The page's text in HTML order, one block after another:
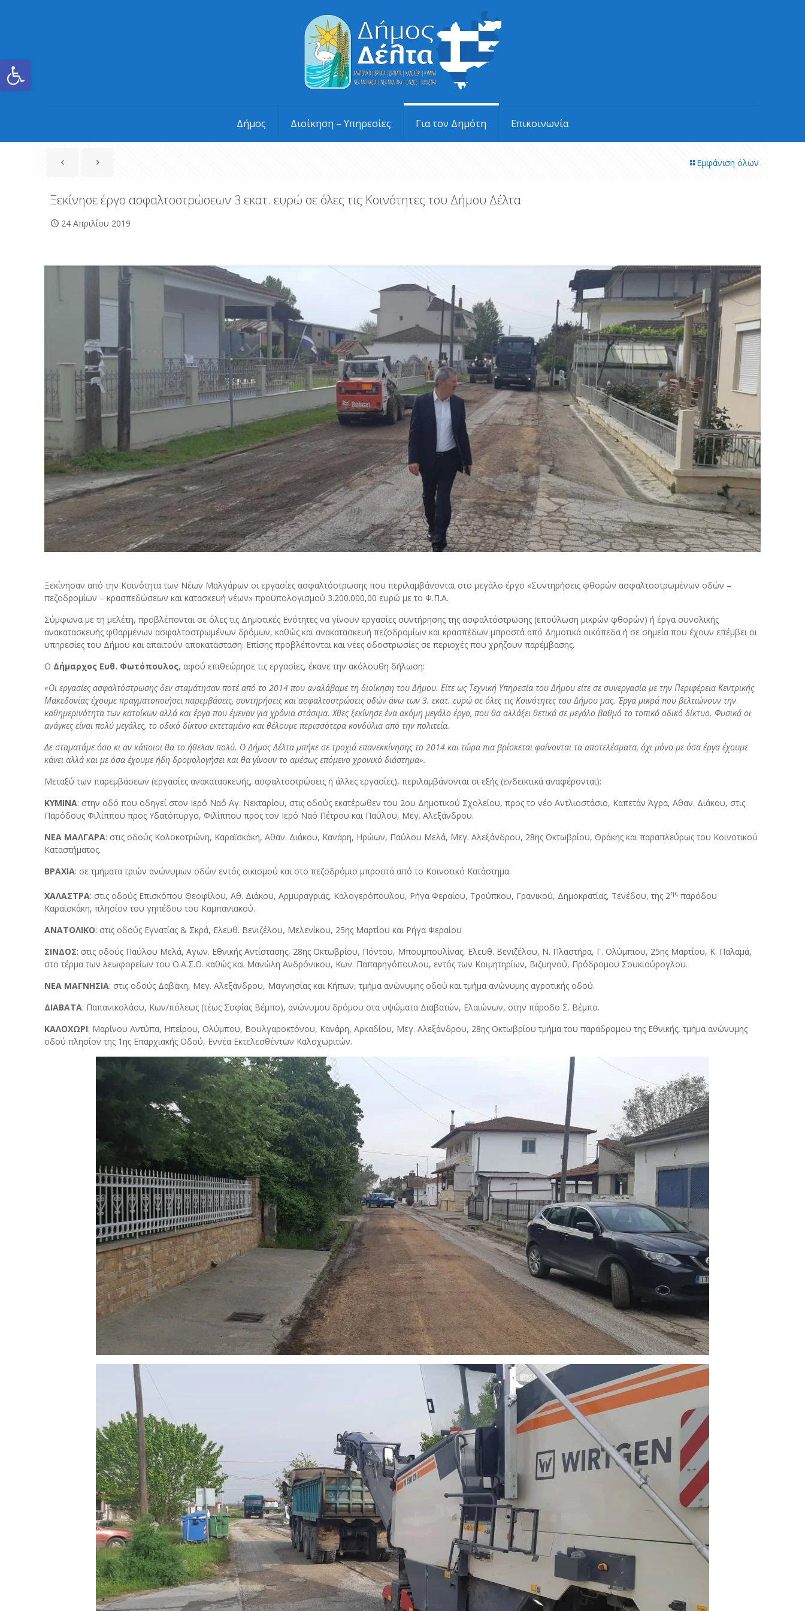
Ανοίξτε τη γραμμή εργαλείων
Δήμος Διοίκηση – Υπηρεσίες Για τον Δημότη Επικοινωνία
Εμφάνιση όλων
Ξεκίνησε έργο ασφαλτοστρώσεων 3 εκατ. ευρώ σε όλες τις Κοινότητες του Δήμου Δέλτα
24 Απριλίου 2019
Ξεκίνησαν από την Κοινότητα των Νέων Μαλγάρων οι εργασίες ασφαλτόστρωσης που περιλαμβάνονται στο μεγάλο έργο «Συντηρήσεις φθορών ασφαλτοστρωμένων οδών –
πεζοδρομίων – κρασπεδώσεων και κατασκευή νέων» προϋπολογισμού 3.200.000,00 ευρώ με το Φ.Π.Α.
Σύμφωνα με τη μελέτη, προβλέπονται σε όλες τις Δημοτικές Ενότητες να γίνουν εργασίες συντήρησης της ασφαλτόστρωσης (επούλωση μικρών φθορών) ή έργα συνολικής
ανακατασκευής φθαρμένων ασφαλτοστρωμένων δρόμων, καθώς και ανακατασκευή πεζοδρομίων και κρασπέδων μπροστά από Δημοτικά οικόπεδα ή σε σημεία που έχουν επέμβει οι
υπηρεσίες του Δήμου και απαιτούν αποκατάσταση. Επίσης προβλέπονται και νέες οδοστρωσίες σε περιοχές που χρήζουν παρέμβασης.
Ο Δήμαρχος Ευθ. Φωτόπουλος, αφού επιθεώρησε τις εργασίες, έκανε την ακόλουθη δήλωση:
«Οι εργασίες ασφαλτόστρωσης δεν σταμάτησαν ποτέ από το 2014 που αναλάβαμε τη διοίκηση του Δήμου. Είτε ως Τεχνική Υπηρεσία του Δήμου είτε σε συνεργασία με την Περιφέρεια Κεντρικής
Μακεδονίας έχουμε πραγματοποιήσει παρεμβάσεις, συντηρήσεις και ασφαλτοστρώσεις οδών άνω των 3. εκατ. ευρώ σε όλες τις Κοινότητες του Δήμου μας. Έργα μικρά που βελτιώνουν την
καθημερινότητα των κατοίκων αλλά και έργα που έμεναν για χρόνια στάσιμα. Χθες ξεκίνησε ένα ακόμη μεγάλο έργο, που θα αλλάξει θετικά σε μεγάλο βαθμό το τοπικό οδικό δίκτυο. Φυσικά οι
ανάγκες είναι πολύ μεγάλες, το οδικό δίκτυο εκτεταμένο και θέλουμε περισσότερα κονδύλια από την πολιτεία.
Δε σταματάμε όσο κι αν κάποιοι θα το ήθελαν πολύ. Ο Δήμος Δέλτα μπήκε σε τροχιά επανεκκίνησης το 2014 και τώρα πια βρίσκεται φαίνονται τα αποτελέσματα, όχι μόνο με όσα έργα έχουμε
κάνει αλλά και με όσα έχουμε ήδη δρομολογήσει και θα γίνουν το αμέσως επόμενο χρονικό διάστημα».
Μεταξύ των παρεμβάσεων (εργασίες ανακατασκευής, ασφαλτοστρώσεις ή άλλες εργασίες), περιλαμβάνονται οι εξής (ενδεικτικά αναφέρονται):
ΚΥΜΙΝΑ: στην οδό που οδηγεί στον Ιερό Ναό Αγ. Νεκταρίου, στις οδούς εκατέρωθεν του 2ου Δημοτικού Σχολείου, προς το νέο Αντλιοστάσιο, Καπετάν Άγρα, Αθαν. Διάκου, στις
Παρόδους Φιλίππου προς Υδατόπυργο, Φιλίππου προς τον Ιερό Ναό Πέτρου και Παύλου, Μεγ. Αλεξάνδρου.
ΝΕΑ ΜΑΛΓΑΡΑ: στις οδούς Κολοκοτρώνη, Καραϊσκάκη, Αθαν. Διάκου, Κανάρη, Ηρώων, Παύλου Μελά, Μεγ. Αλεξάνδρου, 28ης Οκτωβρίου, Θράκης και παραπλεύρως του Κοινοτικού
Καταστήματος.
ΒΡΑΧΙΑ: σε τμήματα τριών ανώνυμων οδών εντός οικισμού και στο πεζοδρόμιο μπροστά από το Κοινοτικό Κατάστημα.
ΧΑΛΑΣΤΡΑ: στις οδούς Επισκόπου Θεοφίλου, Αθ. Διάκου, Αρμυραγριάς, Καλογερόπουλου, Ρήγα Φεραίου, Τρούπκου, Γρανικού, Δημοκρατίας, Τενέδου, της 2ης παρόδου
Καραϊσκάκη, πλησίον του γηπέδου του Καμπανιακού.
ΑΝΑΤΟΛΙΚΟ: στις οδούς Εγνατίας & Σκρά, Ελευθ. Βενιζέλου, Μελενίκου, 25ης Μαρτίου και Ρήγα Φεραίου
ΣΙΝΔΟΣ: στις οδούς Παύλου Μελά, Αγων. Εθνικής Αντίστασης, 28ης Οκτωβρίου, Πόντου, Μπουμπουλίνας, Ελευθ. Βενιζέλου, Ν. Πλαστήρα, Γ. Ολύμπιου, 25ης Μαρτίου, Κ. Παλαμά,
στο τέρμα των λεωφορείων του Ο.Α.Σ.Θ. καθώς και Μανώλη Ανδρόνικου, Κων. Παπαρηγόπουλου, εντός των Κοιμητηρίων, Βιζυηνού, Πρόδρομου Σουκιούρογλου.
ΝΕΑ ΜΑΓΝΗΣΙΑ: στις οδούς Δαβάκη, Μεγ. Αλεξάνδρου, Μαγνησίας και Κήπων, τμήμα ανώνυμης οδού και τμήμα ανώνυμης αγροτικής οδού.
ΔΙΑΒΑΤΑ: Παπανικολάου, Κων/πόλεως (τέως Σοφίας Βέμπο), ανώνυμου δρόμου στα υψώματα Διαβατών, Ελαιώνων, στην πάροδο Σ. Βέμπο.
ΚΑΛΟΧΩΡΙ: Μαρίνου Αντύπα, Ηπείρου, Ολύμπου, Βουλγαροκτόνου, Κανάρη, Αρκαδίου, Μεγ. Αλεξάνδρου, 28ης Οκτωβρίου τμήμα του παράδρομου της Εθνικής, τμήμα ανώνυμης
οδού πλησίον της 1ης Επαρχιακής Οδού, Εννέα Εκτελεσθέντων Καλοχωριτών.